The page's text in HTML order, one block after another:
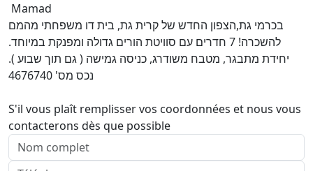
Mamad
בכרמי גת,הצפון החדש של קרית גת, בית דו משפחתי מהמם
להשכרה! 7 חדרים עם סוויטת הורים גדולה ומפנקת במיוחד.
יחידת מתבגר, מטבח משודרג, כניסה גמישה ( גם תוך שבוע ).
נכס מס' 4676740
S'il vous plaît remplisser vos coordonnées et nous vous
contacterons dès que possible